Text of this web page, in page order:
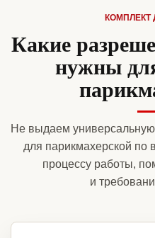
КОМПЛЕКТ
Какие
нужны
Не выдаем
для парикмахерской по
процессу работы,
и